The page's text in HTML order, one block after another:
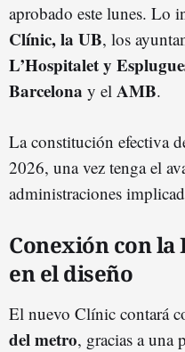
aprobado este lunes. Lo
Clínic, la UB, los
L’Hospitalet y
Barcelona y el AMB.
La constitución efectiva
2026, una vez tenga el
administraciones
Conexión con
en el diseño
El nuevo Clínic contará
del metro, gracias a una